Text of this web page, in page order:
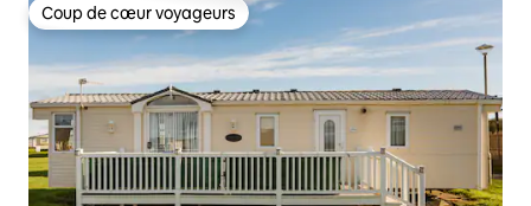
Coup de cœur voyageurs
Coup de cœur voyageurs